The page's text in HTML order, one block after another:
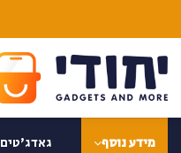
content
מידע נוסף גאדג'טים